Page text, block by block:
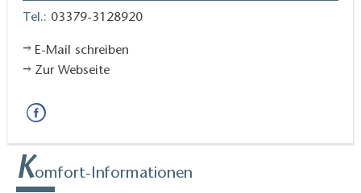
Tel.: 03379-3128920
E-Mail schreiben
Zur Webseite
Komfort-Informationen